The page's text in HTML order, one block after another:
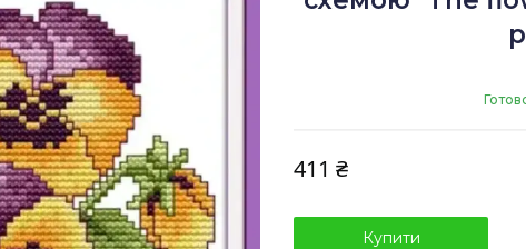
411 ₴
Купити